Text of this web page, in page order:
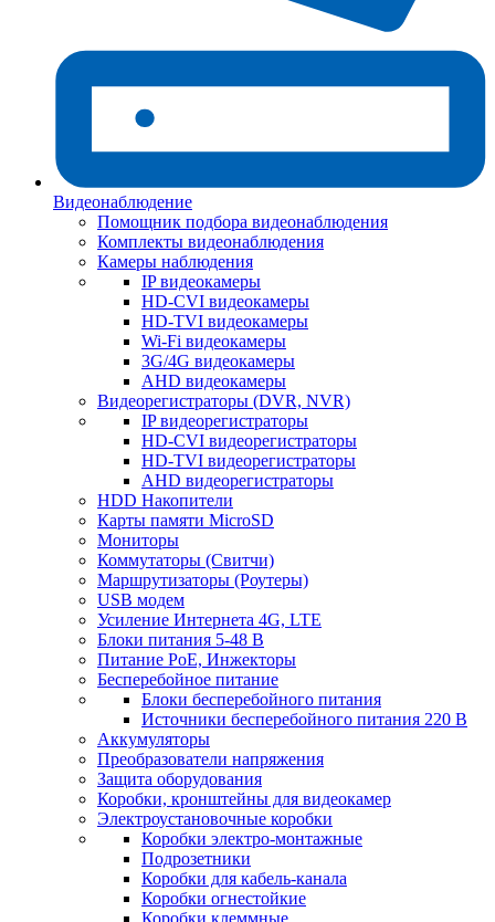
Видеонаблюдение
Помощник подбора видеонаблюдения
Комплекты видеонаблюдения
Камеры наблюдения
IP видеокамеры
HD-CVI видеокамеры
HD-TVI видеокамеры
Wi-Fi видеокамеры
3G/4G видеокамеры
AHD видеокамеры
Видеорегистраторы (DVR, NVR)
IP видеорегистраторы
HD-CVI видеорегистраторы
HD-TVI видеорегистраторы
AHD видеорегистраторы
HDD Накопители
Карты памяти MicroSD
Мониторы
Коммутаторы (Свитчи)
Маршрутизаторы (Роутеры)
USB модем
Усиление Интернета 4G, LTE
Блоки питания 5-48 В
Питание PoE, Инжекторы
Бесперебойное питание
Блоки бесперебойного питания
Источники бесперебойного питания 220 В
Аккумуляторы
Преобразователи напряжения
Защита оборудования
Коробки, кронштейны для видеокамер
Электроустановочные коробки
Коробки электро-монтажные
Подрозетники
Коробки для кабель-канала
Коробки огнестойкие